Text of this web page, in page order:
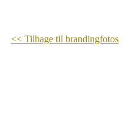
<< Tilbage til brandingfotos